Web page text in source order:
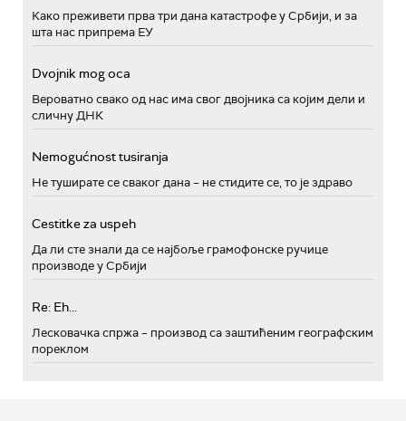
Како преживети прва три дана катастрофе у Србији, и за
шта нас припрема ЕУ
Dvojnik mog oca
Вероватно свако од нас има свог двојника са којим дели и
сличну ДНК
Nemogućnost tusiranja
Не туширате се сваког дана – не стидите се, то је здраво
Cestitke za uspeh
Да ли сте знали да се најбоље грамофонске ручице
производе у Србији
Re: Eh...
Лесковачка спржа – производ са заштићеним географским
пореклом